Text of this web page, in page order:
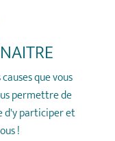
que vous
permettre de
d'y participer et
!